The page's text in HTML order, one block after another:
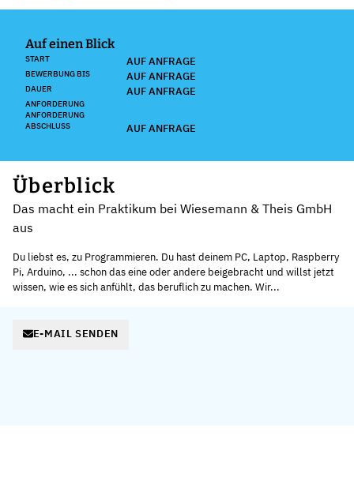
Auf einen Blick
START AUF ANFRAGE
BEWERBUNG BIS AUF ANFRAGE
DAUER AUF ANFRAGE
ANFORDERUNG
ANFORDERUNG
ABSCHLUSS
AUF ANFRAGE
Überblick
Das macht ein Praktikum bei Wiesemann & Theis GmbH
aus
Du liebst es, zu Programmieren. Du hast deinem PC, Laptop, Raspberry
Pi, Arduino, ... schon das eine oder andere beigebracht und willst jetzt
wissen, wie es sich anfühlt, das beruflich zu machen. Wir...
E-MAIL SENDEN